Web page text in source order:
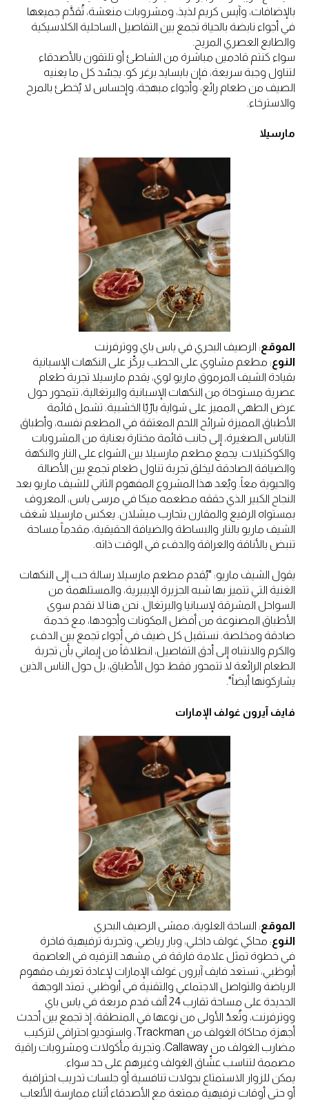
بالإضافات، وآيس كريم لذيذ، ومشروبات منعشة، تُقدَّم جميعها
في أجواء نابضة بالحياة تجمع بين التفاصيل الساحلية الكلاسيكية
والطابع العصري المريح.
سواء كنتم قادمين مباشرة من الشاطئ أو تلتقون بالأصدقاء
لتناول وجبة سريعة، فإن بايسايد برغر كو. يجسّد كل ما يعنيه
الصيف من طعام رائع، وأجواء مبهجة، وإحساس لا يُخطئ بالمرح
والاسترخاء.
مارسيلا
الموقع: الرصيف البحري في ياس باي ووترفرنت
النوع: مطعم مشاوي على الحطب يركّز على النكهات الإسبانية
بقيادة الشيف المرموق ماريو لوي، يقدم مارسيلا تجربة طعام
عصرية مستوحاة من النكهات الإسبانية والبرتغالية، تتمحور حول
عرض الطهي المميز على شواية بارّيّا الخشبية. تشمل قائمة
الأطباق المميزة شرائح اللحم المعتقة في المطعم نفسه، وأطباق
التاباس الصغيرة، إلى جانب قائمة مختارة بعناية من المشروبات
والكوكتيلات. يجمع مطعم مارسيلا بين الشواء على النار والنكهة
والضيافة الصادقة ليخلق تجربة تناول طعام تجمع بين الأصالة
والحيوية معاً. ويُعد هذا المشروع المفهوم الثاني للشيف ماريو بعد
النجاح الكبير الذي حققه مطعمه ميكا في مرسى ياس، المعروف
بمستواه الرفيع والمقارن بتجارب ميشلان. يعكس مارسيلا شغف
الشيف ماريو بالنار والبساطة والضيافة الحقيقية، مقدماً مساحة
تنبض بالأناقة والعراقة والدفء في الوقت ذاته.
يقول الشيف ماريو: "يُقدم مطعم مارسيلا رسالة حب إلى النكهات
الغنية التي تتميز بها شبه الجزيرة الإيبيرية، والمستلهمة من
السواحل المشرقة لإسبانيا والبرتغال. نحن هنا لا نقدم سوى
الأطباق المصنوعة من أفضل المكونات وأجودها، مع خدمة
صادقة ومخلصة. نستقبل كل ضيف في أجواء تجمع بين الدفء
والكرم والانتباه إلى أدق التفاصيل، انطلاقاً من إيماني بأن تجربة
الطعام الرائعة لا تتمحور فقط حول الأطباق، بل حول الناس الذين
يشاركونها أيضاً".
فايف آيرون غولف الإمارات
الموقع: الساحة العلوية، ممشى الرصيف البحري
النوع: محاكي غولف داخلي، وبار رياضي، وتجربة ترفيهية فاخرة
في خطوة تمثل علامة فارقة في مشهد الترفيه في العاصمة
أبوظبي، تستعد فايف آيرون غولف الإمارات لإعادة تعريف مفهوم
الرياضة والتواصل الاجتماعي والتقنية في أبوظبي. تمتد الوجهة
الجديدة على مساحة تقارب 24 ألف قدم مربعة في ياس باي
ووترفرنت، وتُعدّ الأولى من نوعها في المنطقة، إذ تجمع بين أحدث
أجهزة محاكاة الغولف من Trackman، واستوديو احترافي لتركيب
مضارب الغولف من Callaway، وتجربة مأكولات ومشروبات راقية
مصممة لتناسب عشّاق الغولف وغيرهم على حد سواء.
يمكن للزوار الاستمتاع بجولات تنافسية أو جلسات تدريب احترافية
أو حتى أوقات ترفيهية ممتعة مع الأصدقاء أثناء ممارسة الألعاب